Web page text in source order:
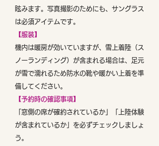
眩みます。写真撮影のためにも、サングラス
は必須アイテムです。
【服装】
機内は暖房が効いていますが、雪上着陸（ス
ノーランディング）が含まれる場合は、足元
が雪で濡れるため防水の靴や暖かい上着を準
備してください。
【予約時の確認事項】
「窓側の席が確約されているか」「上陸体験
が含まれているか」を必ずチェックしましょ
う。